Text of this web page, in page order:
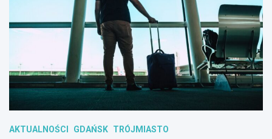
AKTUALNOŚCI GDAŃSK TRÓJMIASTO